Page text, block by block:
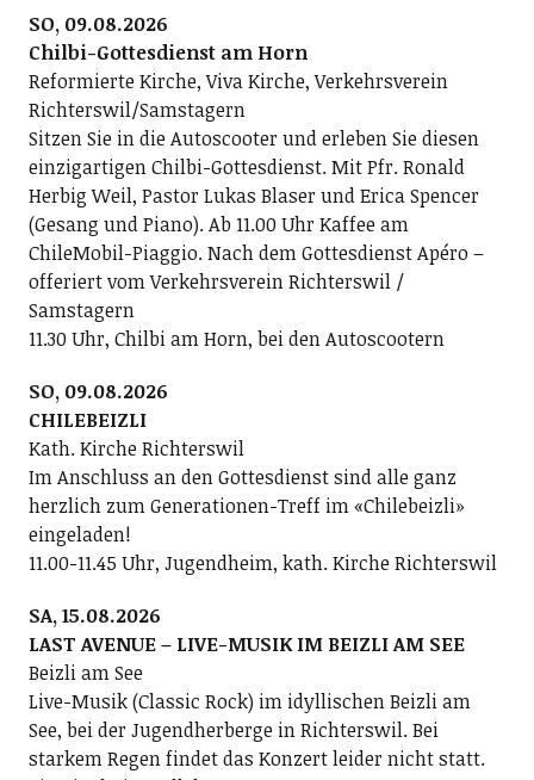
SO, 09.08.2026
Chilbi-Gottesdienst am Horn
Reformierte Kirche, Viva Kirche, Verkehrsverein
Richterswil/Samstagern
Sitzen Sie in die Autoscooter und erleben Sie diesen
einzigartigen Chilbi-Gottesdienst. Mit Pfr. Ronald
Herbig Weil, Pastor Lukas Blaser und Erica Spencer
(Gesang und Piano). Ab 11.00 Uhr Kaffee am
ChileMobil-Piaggio. Nach dem Gottesdienst Apéro –
offeriert vom Verkehrsverein Richterswil /
Samstagern
11.30 Uhr, Chilbi am Horn, bei den Autoscootern
SO, 09.08.2026
CHILEBEIZLI
Kath. Kirche Richterswil
Im Anschluss an den Gottesdienst sind alle ganz
herzlich zum Generationen-Treff im «Chilebeizli»
eingeladen!
11.00-11.45 Uhr, Jugendheim, kath. Kirche Richterswil
SA, 15.08.2026
LAST AVENUE – LIVE-MUSIK IM BEIZLI AM SEE
Beizli am See
Live-Musik (Classic Rock) im idyllischen Beizli am
See, bei der Jugendherberge in Richterswil. Bei
starkem Regen findet das Konzert leider nicht statt.